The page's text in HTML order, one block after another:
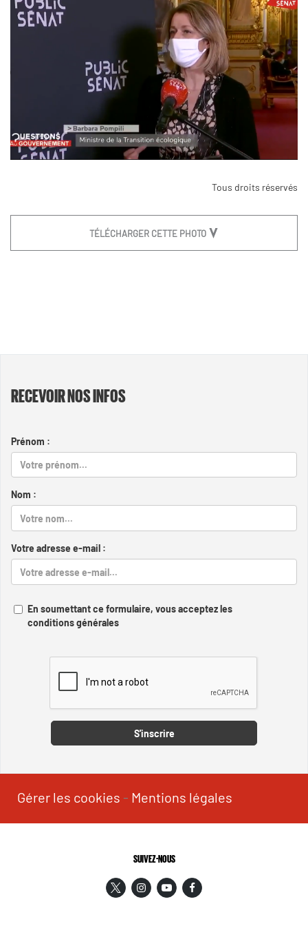
Tous droits réservés
TÉLÉCHARGER CETTE PHOTO
RECEVOIR NOS INFOS
Prénom :
Nom :
Votre adresse e-mail :
En soumettant ce formulaire, vous acceptez les
conditions générales
S'inscrire
Gérer les cookies - Mentions légales
SUIVEZ-NOUS